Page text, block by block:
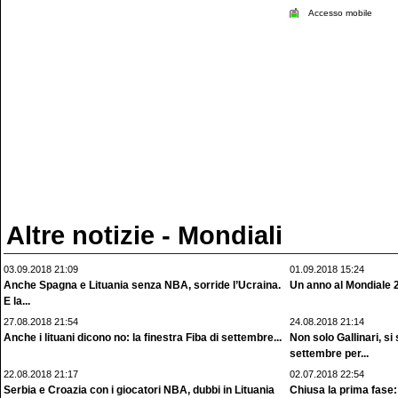
Accesso mobile
Altre notizie - Mondiali
03.09.2018 21:09
Anche Spagna e Lituania senza NBA, sorride l’Ucraina.
E la...
01.09.2018 15:24
Un anno al Mondiale
27.08.2018 21:54
Anche i lituani dicono no: la finestra Fiba di settembre...
24.08.2018 21:14
Non solo Gallinari,
settembre per...
22.08.2018 21:17
Serbia e Croazia con i giocatori NBA, dubbi in Lituania
02.07.2018 22:54
Chiusa la prima